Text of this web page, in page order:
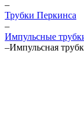
–
Трубки Перкинса
–
Импульсные
–Импульсная